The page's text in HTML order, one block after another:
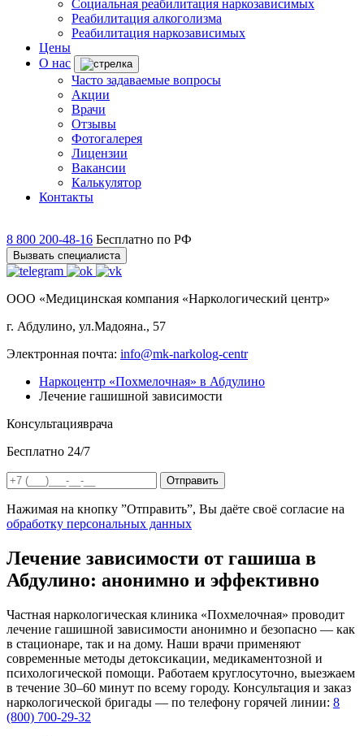
Социальная реабилитация наркозависимых
Реабилитация алкоголизма
Реабилитация наркозависимых
Цены
О нас
Часто задаваемые вопросы
Акции
Врачи
Отзывы
Фотогалерея
Лицензии
Вакансии
Калькулятор
Контакты
8 800 200-48-16 Бесплатно по РФ
Вызвать специалиста
ООО «Медицинская компания «Наркологический центр»
г. Абдулино, ул.Мадояна., 57
Электронная почта: info@mk-narkolog-centr
Наркоцентр «Похмелочная» в Абдулино
Лечение гашишной зависимости
Консультацияврача
Бесплатно 24/7
Отправить
Нажимая на кнопку ”Отправить”, Вы даёте своё согласие на
обработку персональных данных
Лечение зависимости от гашиша в
Абдулино: анонимно и эффективно
Частная наркологическая клиника «Похмелочная» проводит
лечение гашишной зависимости анонимно и безопасно — как
в стационаре, так и на дому. Наши врачи применяют
современные методы детоксикации, медикаментозной и
психологической помощи. Работаем круглосуточно, выезжаем
в течение 30–60 минут по всему городу. Консультация и заказ
наркологической бригады — по телефону горячей линии: 8
(800) 700-29-32